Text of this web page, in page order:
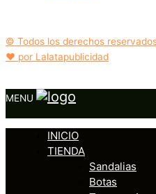
© Todos los derechos
❤️ por Lalatapublicidad
MENU
INICIO
TIENDA
Sandalias
Botas